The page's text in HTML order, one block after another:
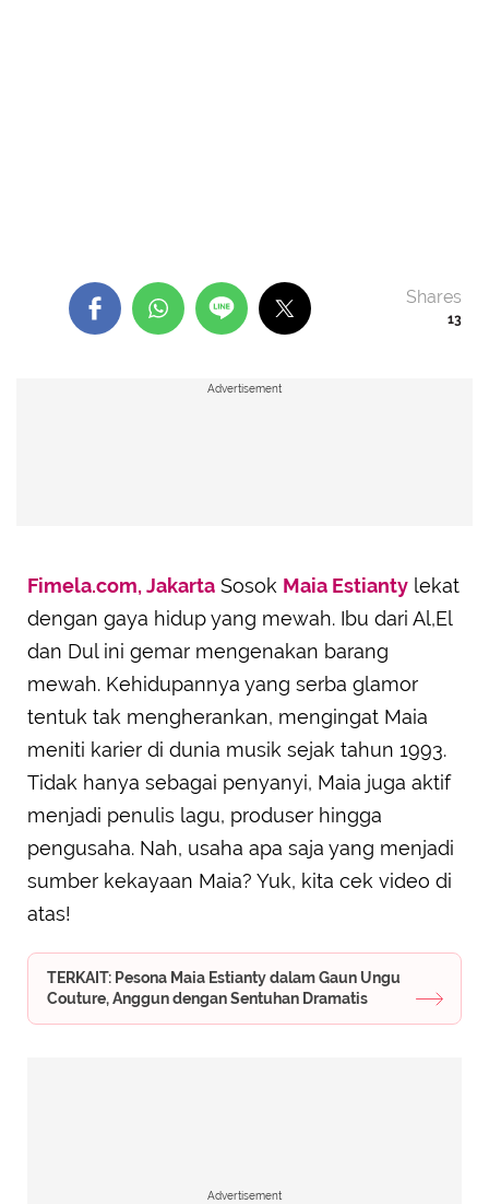
13
Shares
Advertisement
Fimela.com, Jakarta Sosok Maia Estianty lekat
dengan gaya hidup yang mewah. Ibu dari Al,El
dan Dul ini gemar mengenakan barang
mewah. Kehidupannya yang serba glamor
tentuk tak mengherankan, mengingat Maia
meniti karier di dunia musik sejak tahun 1993.
Tidak hanya sebagai penyanyi, Maia juga aktif
menjadi penulis lagu, produser hingga
pengusaha. Nah, usaha apa saja yang menjadi
sumber kekayaan Maia? Yuk, kita cek video di
atas!
TERKAIT: Pesona Maia Estianty dalam Gaun Ungu
Couture, Anggun dengan Sentuhan Dramatis
Advertisement